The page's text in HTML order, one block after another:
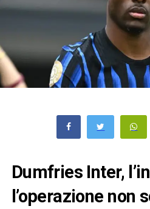
Dumfries Inter,
l’operazione non